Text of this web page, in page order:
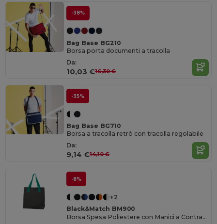
-38%
Bag Base BG210
Borsa porta documenti a tracolla
Da:
10,03 €16,30 €
-35%
Bag Base BG710
Borsa a tracolla retrò con tracolla regolabile
Da:
9,14 €14,10 €
-8%
+2
Black&Match BM900
Borsa Spesa Poliestere con Manici a Contrasto